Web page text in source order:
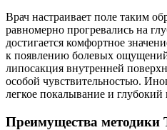
Врач настраивает поле таким
равномерно прогревались на
достигается комфортное
к появлению болевых
липосакция внутренней
особой чувствительностью.
легкое покалывание и глубокий
Преимущества методики